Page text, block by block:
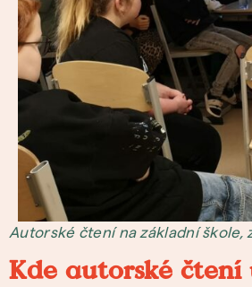
Autorské čtení na základní škole,
Kde autorské čtení